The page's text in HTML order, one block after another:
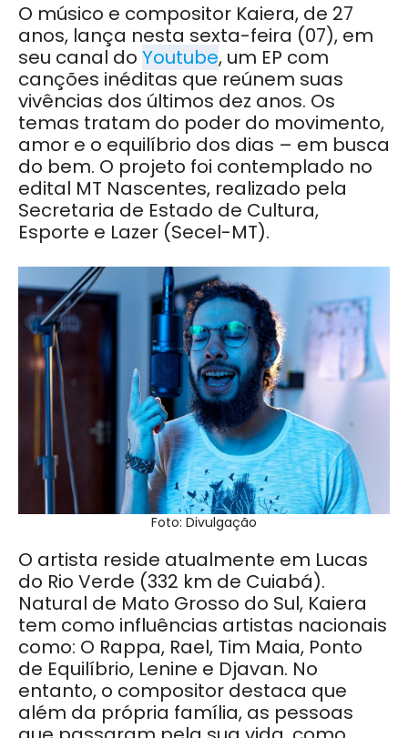
O músico e compositor Kaiera, de 27
anos, lança nesta sexta-feira (07), em
seu canal do Youtube, um EP com
canções inéditas que reúnem suas
vivências dos últimos dez anos. Os
temas tratam do poder do movimento,
amor e o equilíbrio dos dias – em busca
do bem. O projeto foi contemplado no
edital MT Nascentes, realizado pela
Secretaria de Estado de Cultura,
Esporte e Lazer (Secel-MT).
Foto: Divulgação
O artista reside atualmente em Lucas
do Rio Verde (332 km de Cuiabá).
Natural de Mato Grosso do Sul, Kaiera
tem como influências artistas nacionais
como: O Rappa, Rael, Tim Maia, Ponto
de Equilíbrio, Lenine e Djavan. No
entanto, o compositor destaca que
além da própria família, as pessoas